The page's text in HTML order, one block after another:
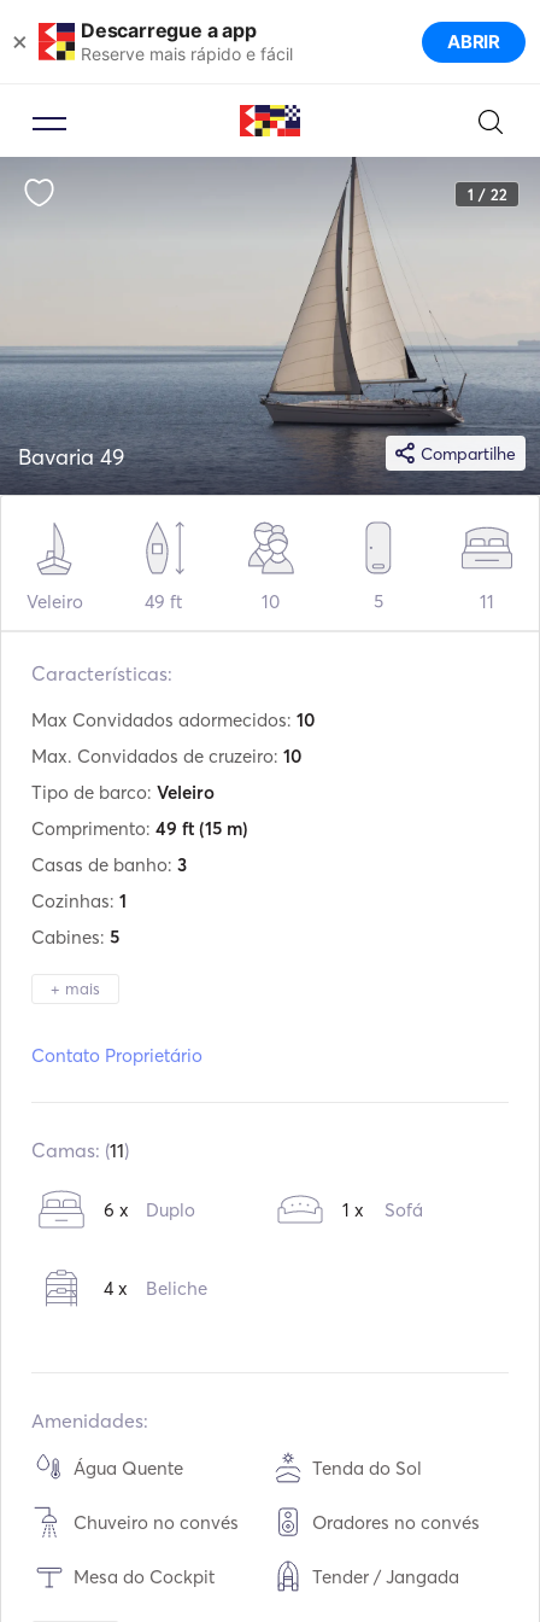
× Descarregue a app
Reserve mais rápido e fácil ABRIR
1 / 22
Compartilhe
Bavaria 49
Veleiro 49 ft 10 5 11
Características:
Max Convidados adormecidos: 10
Max. Convidados de cruzeiro: 10
Tipo de barco: Veleiro
Comprimento: 49 ft (15 m)
Casas de banho: 3
Cozinhas: 1
Cabines: 5
+ mais
Motores:1 x 110hp
O consumo:
L /Hora
Capacidade de combustível:
Contato Proprietário
Camas: (11)
6 x Duplo 1 x Sofá
4 x Beliche
Amenidades:
Água Quente Tenda do Sol
Chuveiro no convés Oradores no convés
Mesa do Cockpit Tender / Jangada